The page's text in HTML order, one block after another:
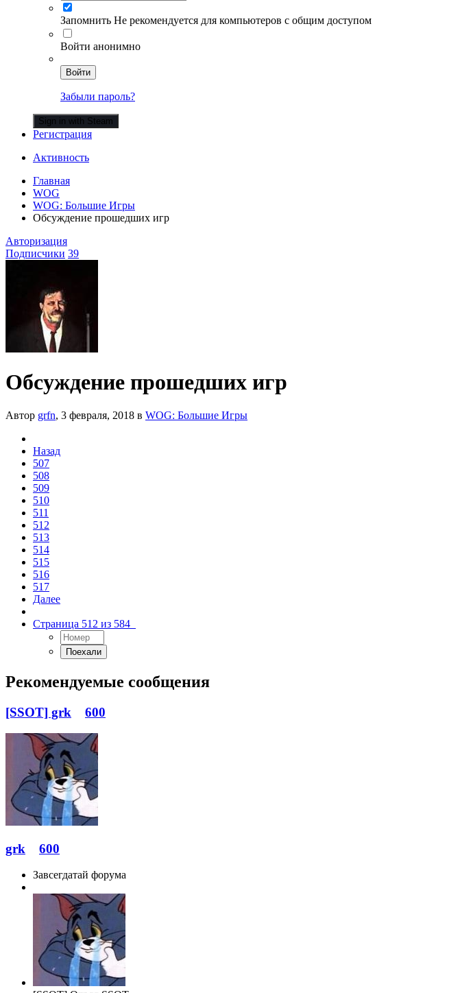
Запомнить Не рекомендуется для компьютеров с общим доступом
Войти анонимно
Войти
Забыли пароль?
Sign in with Steam
Регистрация
Активность
Главная
WOG
WOG: Большие Игры
Обсуждение прошедших игр
Авторизация
Подписчики 39
Обсуждение прошедших игр
Автор grfn, 3 февраля, 2018 в WOG: Большие Игры
Назад
507
508
509
510
511
512
513
514
515
516
517
Далее
Страница 512 из 584
Рекомендуемые сообщения
[SSOT] grk 600
grk 600
Завсегдатай форума